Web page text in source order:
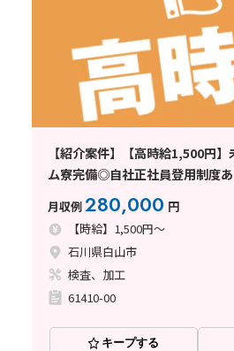
【紹介案件】【高時給1,500円
ム寮完備◎自社正社員登用制度あ
月収例280,000 円
【時給】1,500円～
石川県白山市
検査、加工
61410-00
キープする